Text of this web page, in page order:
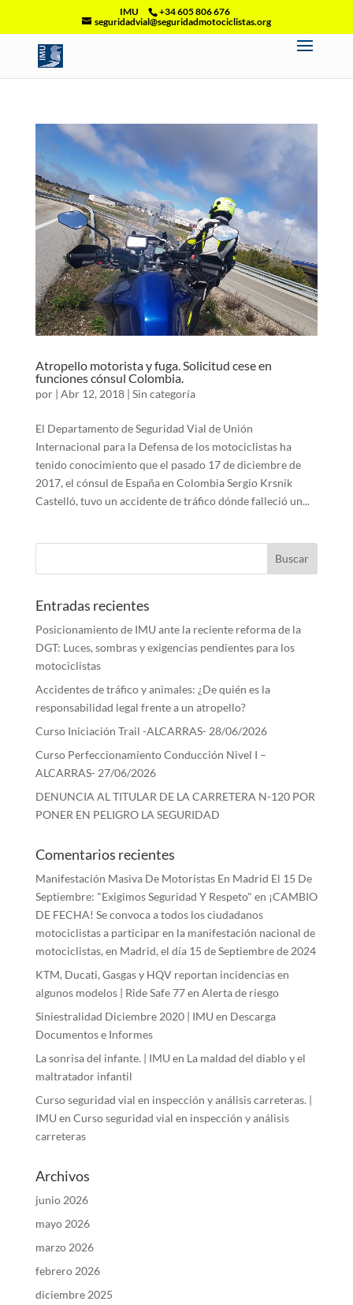
IMU
+34 605 806 676
seguridadvial@seguridadmotociclistas.org
Atropello motorista y fuga. Solicitud cese en
funciones cónsul Colombia.
por | Abr 12, 2018| Sin categoría
El Departamento de Seguridad Vial de Unión
Internacional para la Defensa de los motociclistas ha
tenido conocimiento que el pasado 17 de diciembre de
2017, el cónsul de España en Colombia Sergio Krsnik
Castelló, tuvo un accidente de tráfico dónde falleció un...
Entradas recientes
Posicionamiento de IMU ante la reciente reforma de la
DGT: Luces, sombras y exigencias pendientes para los
motociclistas
Accidentes de tráfico y animales: ¿De quién es la
responsabilidad legal frente a un atropello?
Curso Iniciación Trail -ALCARRAS- 28/06/2026
Curso Perfeccionamiento Conducción Nivel I –
ALCARRAS- 27/06/2026
DENUNCIA AL TITULAR DE LA CARRETERA N-120 POR
PONER EN PELIGRO LA SEGURIDAD
Comentarios recientes
Manifestación Masiva De Motoristas En Madrid El 15 De
Septiembre: "Exigimos Seguridad Y Respeto" en ¡CAMBIO
DE FECHA! Se convoca a todos los ciudadanos
motociclistas a participar en la manifestación nacional de
motociclistas, en Madrid, el día 15 de Septiembre de 2024
KTM, Ducati, Gasgas y HQV reportan incidencias en
algunos modelos | Ride Safe 77en Alerta de riesgo
Siniestralidad Diciembre 2020 | IMU en Descarga
Documentos e Informes
La sonrisa del infante. | IMU en La maldad del diablo y el
maltratador infantil
Curso seguridad vial en inspección y análisis carreteras. |
IMU en Curso seguridad vial en inspección y análisis
carreteras
Archivos
junio 2026
mayo 2026
marzo 2026
febrero 2026
diciembre 2025